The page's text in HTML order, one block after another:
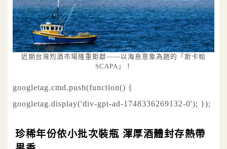
近期台灣烈酒市場隆重鉅獻——以海島意象為題的「斯卡帕
SCAPA」！
googletag.cmd.push(function() {
googletag.display('div-gpt-ad-1748336269132-0'); });
珍稀年份依小批次裝瓶 渾厚酒體封存熱帶